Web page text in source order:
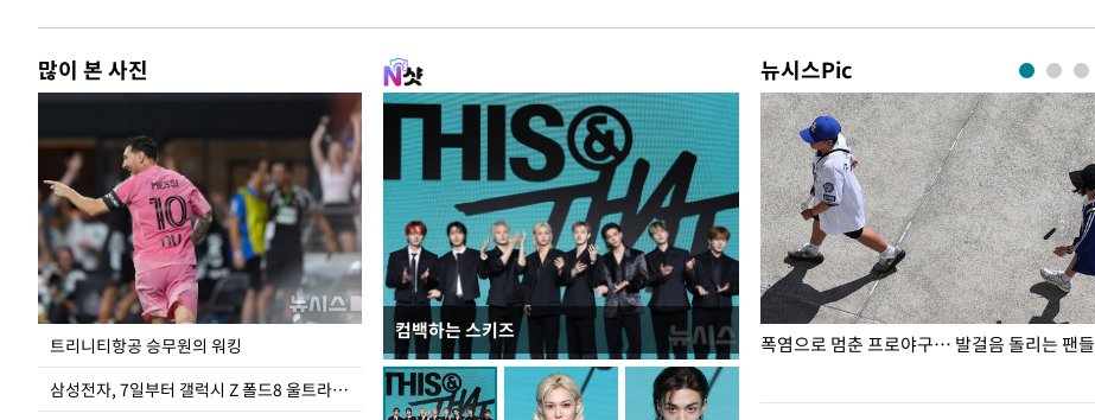
많이 본 사진
트리니티항공 승무원의 워킹
삼성전자, 7일부터 갤럭시 Z 폴드8 울트라·폴드8·플립8 출시
컴백하는 스키즈
뉴시스Pic
입추 하루 앞둔 전남광주… 열화상 카메라에 담긴
폭염
폭염으로 멈춘 프로야구… 발걸음 돌리는 팬들